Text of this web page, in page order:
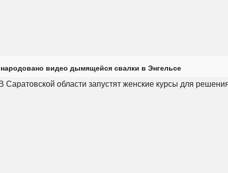
видео дымящейся свалки в Энгельсе